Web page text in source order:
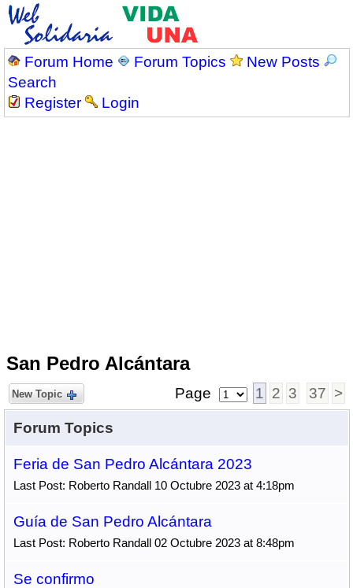
Forum Home Forum Topics
New Posts
Search
Register
Login
San Pedro Alcántara
New Topic Page 1 2 3 37 >
Forum Topics
Feria de San Pedro Alcántara 2023
Last Post: Roberto Randall 10 Octubre 2023 at 4:18pm
Guía de San Pedro Alcántara
Last Post: Roberto Randall 02 Octubre 2023 at 8:48pm
Se confirmo